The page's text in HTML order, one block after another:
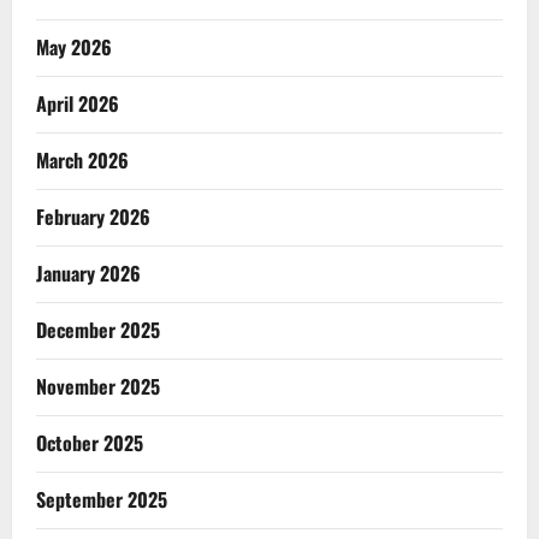
May 2026
April 2026
March 2026
February 2026
January 2026
December 2025
November 2025
October 2025
September 2025